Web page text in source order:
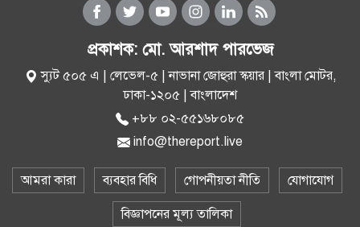
প্রকাশক: মো. আরশাদ পারভেজ
স্যুট ৫০৫ এ | লেভেল-৫ | নাভানা জোহুরা স্কয়ার | বাংলা মোটর,
ঢাকা-১২০৫ | বাংলাদেশ
+৮৮ ০২-৫৫১৬৮০৮৫
info@thereport.live
আমরা কারা ব্যবহার বিধি গোপনীয়তা নীতি যোগাযোগ
বিজ্ঞাপনের মূল্য তালিকা